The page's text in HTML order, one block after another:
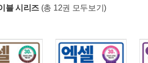
블 시리즈 (총 12권 모두보기)